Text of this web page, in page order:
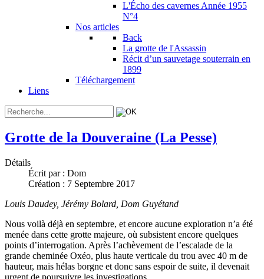
L'Écho des cavernes Année 1955
N°4
Nos articles
Back
La grotte de l'Assassin
Récit d’un sauvetage souterrain en
1899
Téléchargement
Liens
Grotte de la Douveraine (La Pesse)
Détails
Écrit par : Dom
Création : 7 Septembre 2017
Louis Daudey, Jérémy Bolard, Dom Guyétand
Nous voilà déjà en septembre, et encore aucune exploration n’a été
menée dans cette grotte majeure, où subsistent encore quelques
points d’interrogation. Après l’achèvement de l’escalade de la
grande cheminée Oxéo, plus haute verticale du trou avec 40 m de
hauteur, mais hélas borgne et donc sans espoir de suite, il devenait
urgent de poursuivre les investigations.